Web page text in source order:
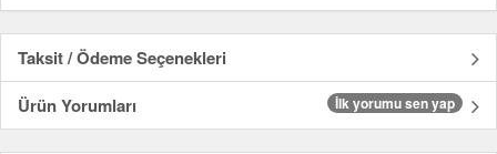
Taksit / Ödeme Seçenekleri
Ürün Yorumları
İlk yorumu sen yap